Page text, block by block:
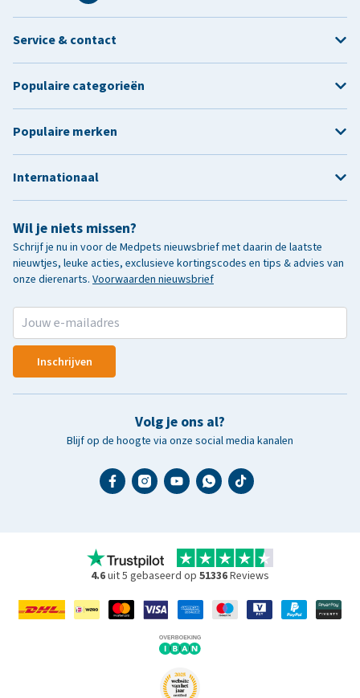
Wil je niets missen?
Schrijf je nu in voor de Medpets nieuwsbrief met daarin de laatste
nieuwtjes, leuke acties, exclusieve kortingscodes en tips & advies van
onze dierenarts. Voorwaarden nieuwsbrief
Inschrijven
Volg je ons al?
Blijf op de hoogte via onze social media kanalen
Service & contact
Populaire categorieën
Populaire merken
Internationaal
4.6uit 5 gebaseerd op 51336Reviews